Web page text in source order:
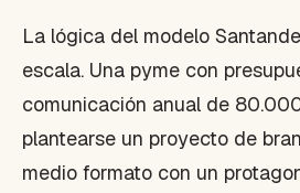
La lógica del modelo
escala. Una pyme con
comunicación anual de
plantearse un proyecto de
medio formato con un